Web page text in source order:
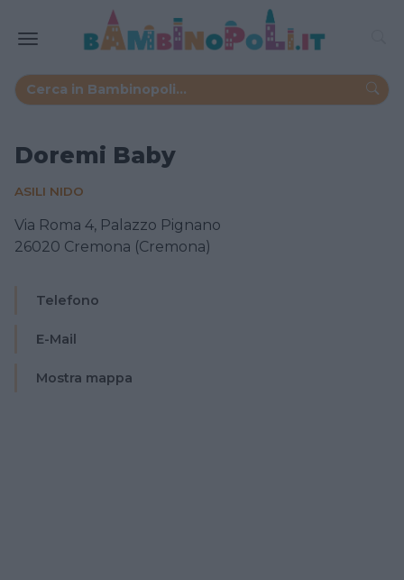
Doremi Baby
ASILI NIDO
Via Roma 4, Palazzo Pignano
26020 Cremona (Cremona)
Telefono
E-Mail
Mostra mappa